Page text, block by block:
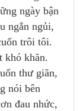
ngày bận
ngắn ngủi,
trôi tôi.
khó khăn.
thư giãn,
nói bên
đau nhức,